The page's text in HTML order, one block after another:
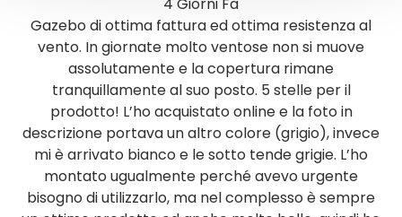
4 Giorni Fa
Gazebo di ottima fattura ed ottima resistenza al
vento. In giornate molto ventose non si muove
assolutamente e la copertura rimane
tranquillamente al suo posto. 5 stelle per il
prodotto! L’ho acquistato online e la foto in
descrizione portava un altro colore (grigio), invece
mi è arrivato bianco e le sotto tende grigie. L’ho
montato ugualmente perché avevo urgente
bisogno di utilizzarlo, ma nel complesso è sempre